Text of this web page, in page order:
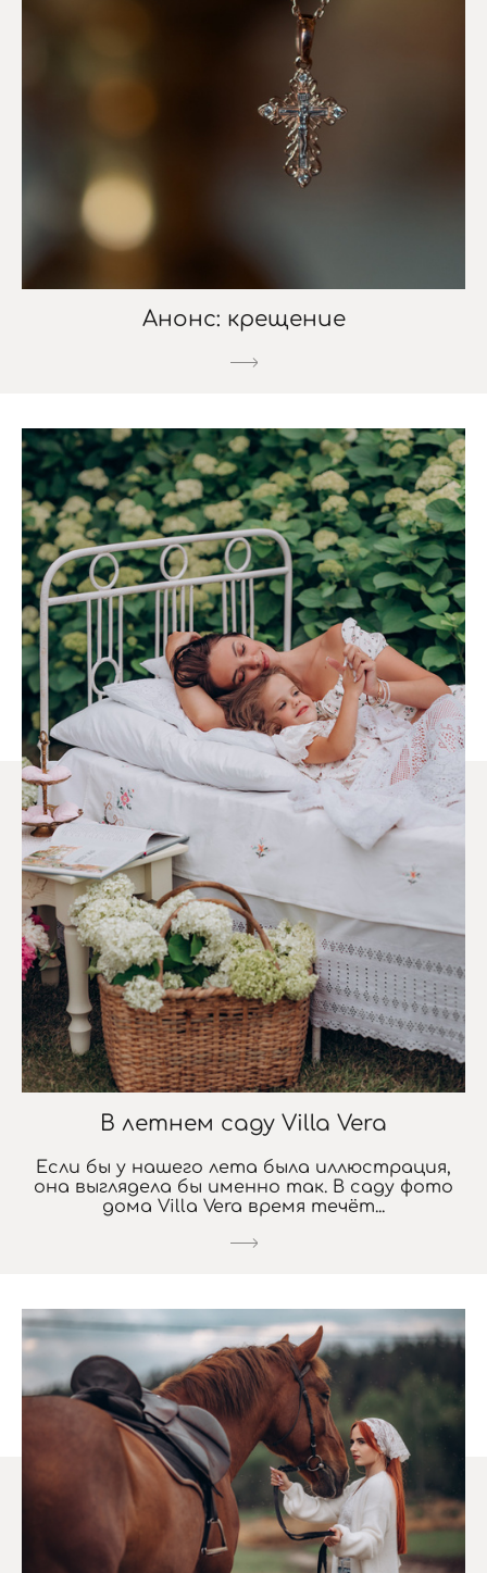
Анонс: крещение
В летнем саду Villa Vera
Если бы у нашего лета была иллюстрация,
она выглядела бы именно так. В саду фото
дома Villa Vera время течёт...